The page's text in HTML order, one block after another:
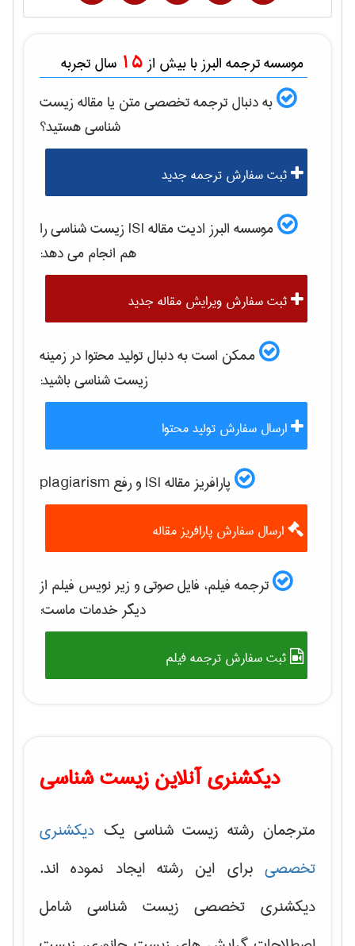
موسسه ترجمه البرز با بیش از 15 سال تجربه
به دنبال ترجمه تخصصی متن یا مقالهزيست
شناسیهستید؟
ثبت سفارش ترجمه جدید
موسسه البرز ادیت مقاله ISI زيست شناسیرا
هم انجام می دهد:
ثبت سفارش ویرایش مقاله جدید
ممکن است به دنبال تولید محتوا در زمینه
زيست شناسیباشید:
ارسال سفارش تولید محتوا
پارافریز مقاله ISI و رفع plagiarism
ارسال سفارش پارافریز مقاله
ترجمه فیلم، فایل صوتی و زیر نویس فیلم از
دیگر خدمات ماست:
ثبت سفارش ترجمه فیلم
دیکشنری آنلاین زیست شناسی
مترجمان رشته زیست شناسی یک دیکشنری
تخصصی برای این رشته ایجاد نموده اند.
دیکشنری تخصصی زیست شناسی شامل